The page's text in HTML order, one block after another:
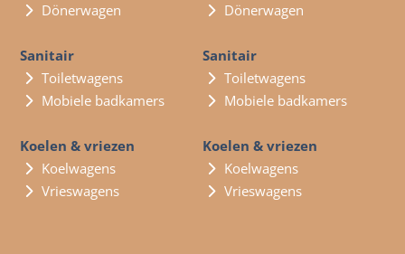
Dönerwagen
Sanitair
Toiletwagens
Mobiele badkamers
Koelen & vriezen
Koelwagens
Vrieswagens
Dönerwagen
Sanitair
Toiletwagens
Mobiele badkamers
Koelen & vriezen
Koelwagens
Vrieswagens